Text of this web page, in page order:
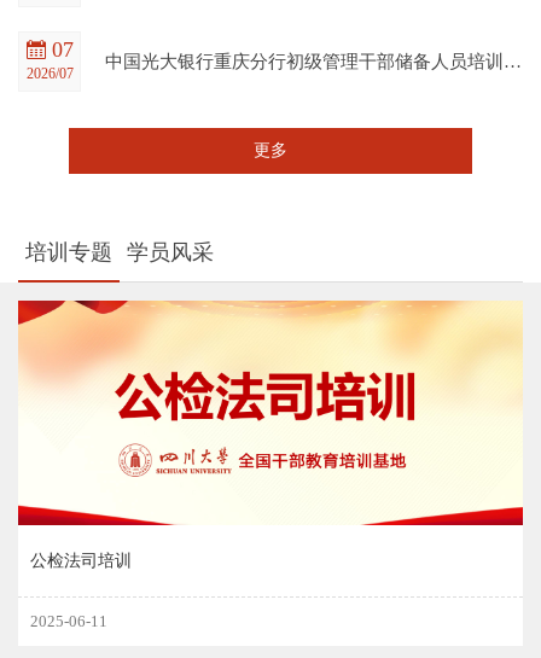
07
2026/07
中国光大银行重庆分行初级管理干部储备人员培训班在四川大学全国干部教育培训基地顺利开班
更多
培训专题 学员风采
公检法司培训
2025-06-11